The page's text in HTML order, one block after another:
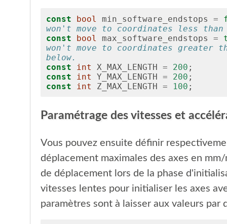
const bool min_software_endstops =
won't move to coordinates less
const
bool max_software_endstops =
won't move to coordinates greater
below.
const
int X_MAX_LENGTH = 200 ;
const
int Y_MAX_LENGTH = 200 ;
const
int Z_MAX_LENGTH = 100 ;
Paramétrage des vitesses et
Vous pouvez ensuite définir
déplacement maximales des axes en mm/
de déplacement lors de la phase
vitesses lentes pour initialiser les axes
paramètres sont à laisser aux valeurs par